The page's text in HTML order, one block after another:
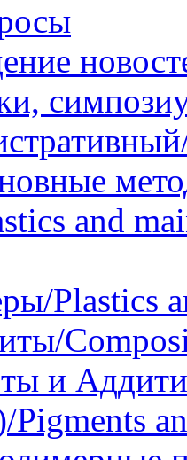
and
Plastics
и
Pigments